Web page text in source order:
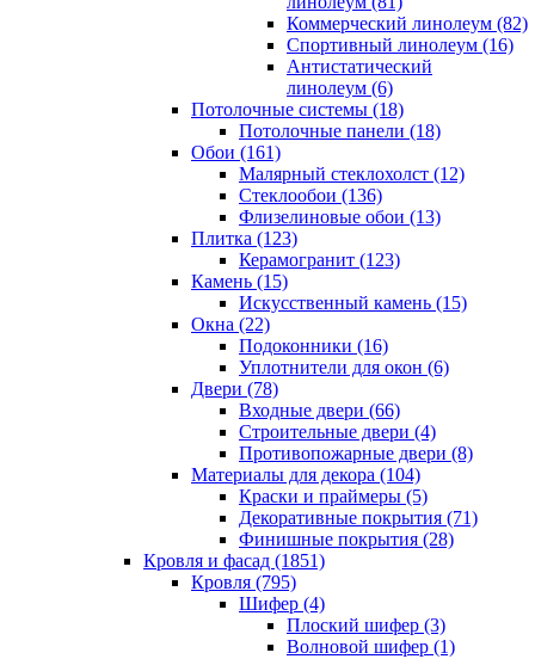
Коммерческий линолеум (82)
Спортивный линолеум (16)
Антистатический
линолеум (6)
Потолочные системы (18)
Потолочные панели (18)
Обои (161)
Малярный стеклохолст (12)
Стеклообои (136)
Флизелиновые обои (13)
Плитка (123)
Керамогранит (123)
Камень (15)
Искусственный камень (15)
Окна (22)
Подоконники (16)
Уплотнители для окон (6)
Двери (78)
Входные двери (66)
Строительные двери (4)
Противопожарные двери (8)
Материалы для декора (104)
Краски и праймеры (5)
Декоративные покрытия (71)
Финишные покрытия (28)
Кровля и фасад (1851)
Кровля (795)
Шифер (4)
Плоский шифер (3)
Волновой шифер (1)